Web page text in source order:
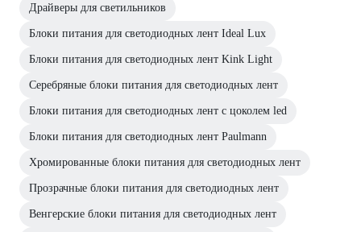
Драйверы для светильников
Блоки питания для светодиодных лент Ideal Lux
Блоки питания для светодиодных лент Kink Light
Серебряные блоки питания для светодиодных лент
Блоки питания для светодиодных лент с цоколем led
Блоки питания для светодиодных лент Paulmann
Хромированные блоки питания для светодиодных лент
Прозрачные блоки питания для светодиодных лент
Венгерские блоки питания для светодиодных лент